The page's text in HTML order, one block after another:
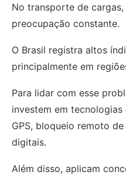
No transporte de cargas,
preocupação constante.
O Brasil registra altos
principalmente em
Para lidar com esse
investem em
GPS, bloqueio remoto
digitais.
Além disso, aplicam